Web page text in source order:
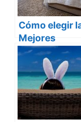
Cómo elegir
Mejores
Ofertas de
Hoteles